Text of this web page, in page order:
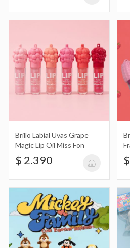
Muñeco
Cute
$
Cabeza de
$ 6.490
Sueter para
Argentina
$
Brillo Labial Uvas Grape
Magic Lip Oil Miss Fon
$ 2.390